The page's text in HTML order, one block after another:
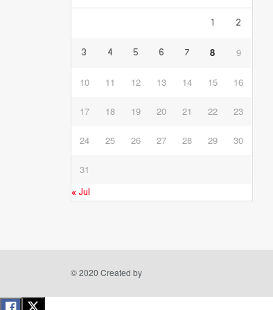
1 2
3 4 5 6 7 8 9
10 11 12 13 14 15 16
17 18 19 20 21 22 23
24 25 26 27 28 29 30
31
« Jul
© 2020 Created by